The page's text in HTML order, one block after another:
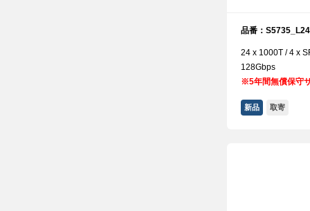
品番：
24 x 1000T / 4 x
128Gbps
※5年間無償保守
新品 取寄